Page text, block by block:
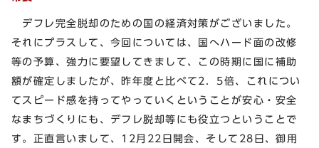
デフレ完全脱却のための国の経済対策がございました。
それにプラスして、今回については、国へハード面の改修
等の予算、強力に要望してきまして、この時期に国に補助
額が確定しましたが、昨年度と比べて2．5倍、これについ
てスピード感を持ってやっていくということが安心・安全
なまちづくりにも、デフレ脱却等にも役立つということで
す。正直言いまして、12月22日開会、そして28日、御用